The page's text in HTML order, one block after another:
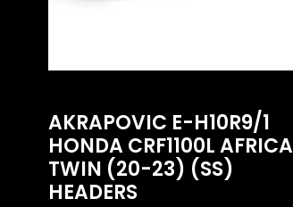
AKRAPOVIC E-H10R9/1
HONDA CRF1100L AFRICA
TWIN (20-23) (SS)
HEADERS